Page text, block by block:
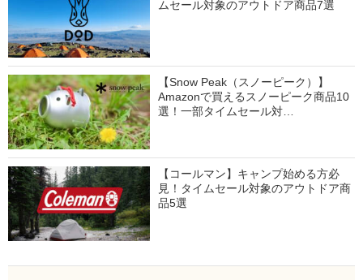
ムセール対象のアウトドア商品7選
【Snow Peak（スノーピーク）】
Amazonで買えるスノーピーク商品10
選！一部タイムセール対…
【コールマン】キャンプ始める方必
見！タイムセール対象のアウトドア商
品5選